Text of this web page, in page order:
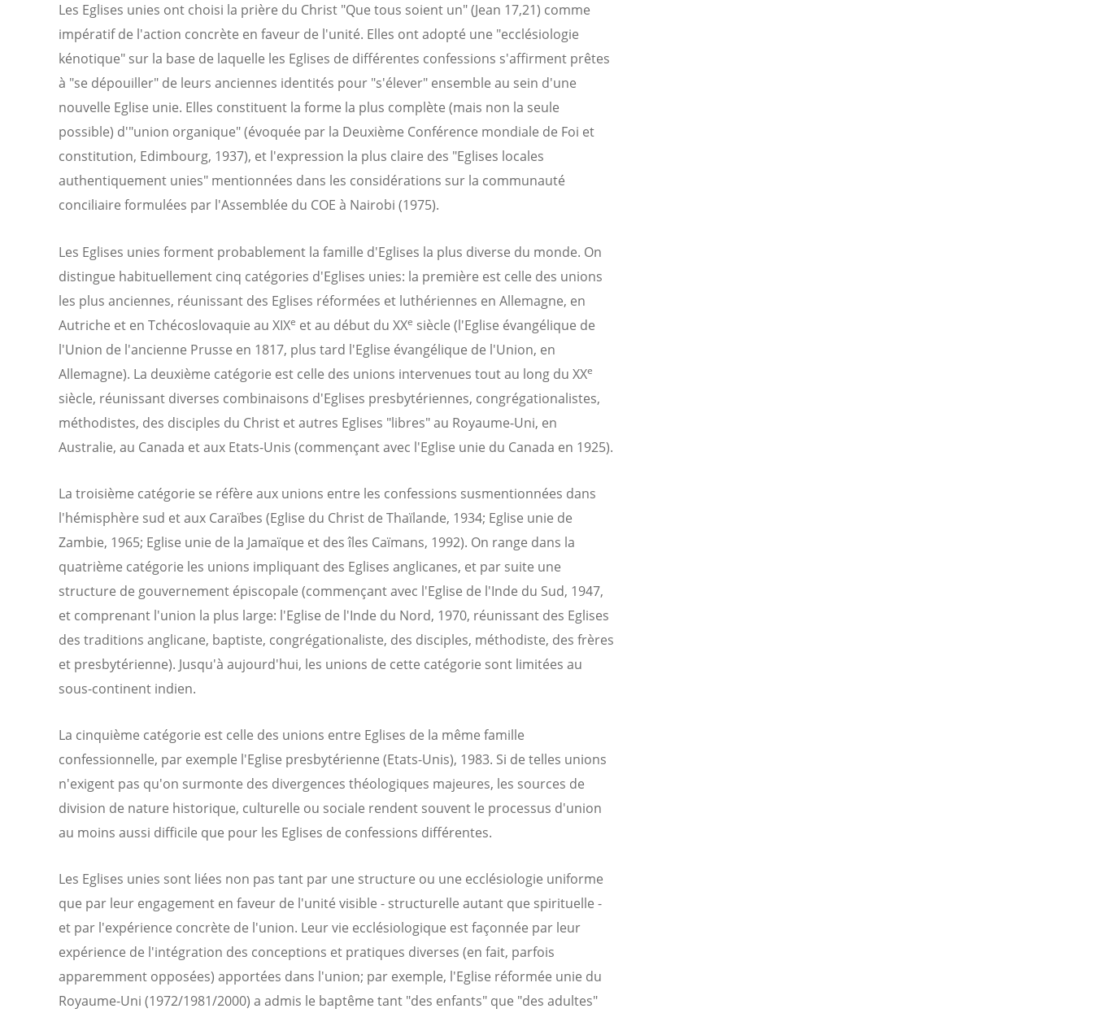
Les Eglises unies ont choisi la prière du Christ "Que tous soient un" (Jean 17,21) comme
impératif de l'action concrète en faveur de l'unité. Elles ont adopté une "ecclésiologie
kénotique" sur la base de laquelle les Eglises de différentes confessions s'affirment prêtes
à "se dépouiller" de leurs anciennes identités pour "s'élever" ensemble au sein d'une
nouvelle Eglise unie. Elles constituent la forme la plus complète (mais non la seule
possible) d'"union organique" (évoquée par la Deuxième Conférence mondiale de Foi et
constitution, Edimbourg, 1937), et l'expression la plus claire des "Eglises locales
authentiquement unies" mentionnées dans les considérations sur la communauté
conciliaire formulées par l'Assemblée du COE à Nairobi (1975).
Les Eglises unies forment probablement la famille d'Eglises la plus diverse du monde. On
distingue habituellement cinq catégories d'Eglises unies: la première est celle des unions
les plus anciennes, réunissant des Eglises réformées et luthériennes en Allemagne, en
Autriche et en Tchécoslovaquie au XIXe et au début du XXe siècle (l'Eglise évangélique de
l'Union de l'ancienne Prusse en 1817, plus tard l'Eglise évangélique de l'Union, en
Allemagne). La deuxième catégorie est celle des unions intervenues tout au long du XXe
siècle, réunissant diverses combinaisons d'Eglises presbytériennes, congrégationalistes,
méthodistes, des disciples du Christ et autres Eglises "libres" au Royaume-Uni, en
Australie, au Canada et aux Etats-Unis (commençant avec l'Eglise unie du Canada en 1925).
La troisième catégorie se réfère aux unions entre les confessions susmentionnées dans
l'hémisphère sud et aux Caraïbes (Eglise du Christ de Thaïlande, 1934; Eglise unie de
Zambie, 1965; Eglise unie de la Jamaïque et des îles Caïmans, 1992). On range dans la
quatrième catégorie les unions impliquant des Eglises anglicanes, et par suite une
structure de gouvernement épiscopale (commençant avec l'Eglise de l'Inde du Sud, 1947,
et comprenant l'union la plus large: l'Eglise de l'Inde du Nord, 1970, réunissant des Eglises
des traditions anglicane, baptiste, congrégationaliste, des disciples, méthodiste, des frères
et presbytérienne). Jusqu'à aujourd'hui, les unions de cette catégorie sont limitées au
sous-continent indien.
La cinquième catégorie est celle des unions entre Eglises de la même famille
confessionnelle, par exemple l'Eglise presbytérienne (Etats-Unis), 1983. Si de telles unions
n'exigent pas qu'on surmonte des divergences théologiques majeures, les sources de
division de nature historique, culturelle ou sociale rendent souvent le processus d'union
au moins aussi difficile que pour les Eglises de confessions différentes.
Les Eglises unies sont liées non pas tant par une structure ou une ecclésiologie uniforme
que par leur engagement en faveur de l'unité visible - structurelle autant que spirituelle -
et par l'expérience concrète de l'union. Leur vie ecclésiologique est façonnée par leur
expérience de l'intégration des conceptions et pratiques diverses (en fait, parfois
apparemment opposées) apportées dans l'union; par exemple, l'Eglise réformée unie du
Royaume-Uni (1972/1981/2000) a admis le baptême tant "des enfants" que "des adultes"